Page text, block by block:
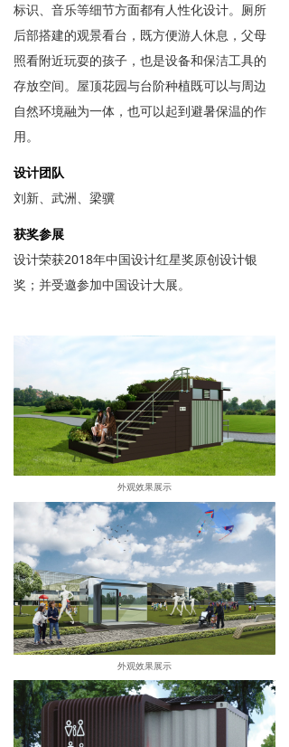
标识、音乐等细节方面都有人性化设计。厕所
后部搭建的观景看台，既方便游人休息，父母
照看附近玩耍的孩子，也是设备和保洁工具的
存放空间。屋顶花园与台阶种植既可以与周边
自然环境融为一体，也可以起到避暑保温的作
用。
设计团队
刘新、武洲、梁骥
获奖参展
​设计荣获2018年中国设计红星奖原创设计银
奖；并受邀参加中国设计大展。
外观效果展示
外观效果展示